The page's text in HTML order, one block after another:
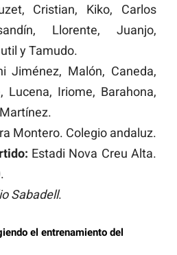
Cristian, Kiko, Carlos
Llorente, Juanjo,
y Tamudo.
Jiménez, Malón, Caneda,
Lucena, Iriome, Barahona,
Montero. Colegio andaluz.
Estadi Nova Creu Alta.
Sabadell.
el entrenamiento del